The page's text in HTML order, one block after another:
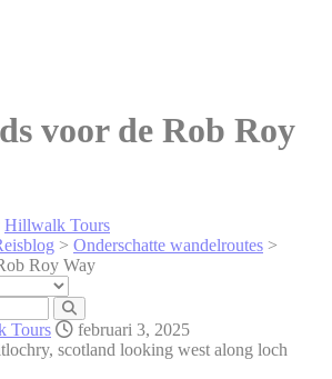
voor de Rob Roy
Hillwalk Tours
> Onderschatte wandelroutes >
Roy Way
Tours februari 3, 2025